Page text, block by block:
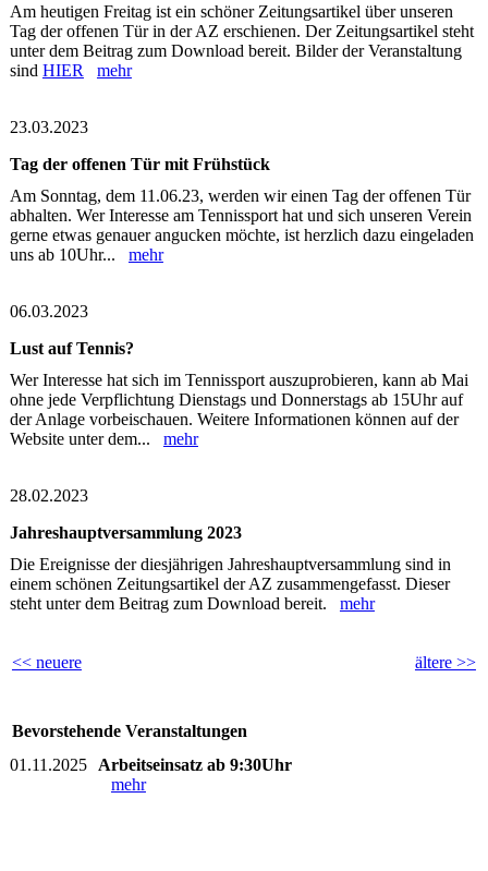
Am heutigen Freitag ist ein schöner Zeitungsartikel über unseren
Tag der offenen Tür in der AZ erschienen. Der Zeitungsartikel steht
unter dem Beitrag zum Download bereit. Bilder der Veranstaltung
sind HIER mehr
23.03.2023
Tag der offenen Tür mit Frühstück
Am Sonntag, dem 11.06.23, werden wir einen Tag der offenen Tür
abhalten. Wer Interesse am Tennissport hat und sich unseren Verein
gerne etwas genauer angucken möchte, ist herzlich dazu eingeladen
uns ab 10Uhr... mehr
06.03.2023
Lust auf Tennis?
Wer Interesse hat sich im Tennissport auszuprobieren, kann ab Mai
ohne jede Verpflichtung Dienstags und Donnerstags ab 15Uhr auf
der Anlage vorbeischauen. Weitere Informationen können auf der
Website unter dem... mehr
28.02.2023
Jahreshauptversammlung 2023
Die Ereignisse der diesjährigen Jahreshauptversammlung sind in
einem schönen Zeitungsartikel der AZ zusammengefasst. Dieser
steht unter dem Beitrag zum Download bereit. mehr
<< neuere ältere >>
Bevorstehende Veranstaltungen
01.11.2025
Arbeitseinsatz ab 9:30Uhr
mehr